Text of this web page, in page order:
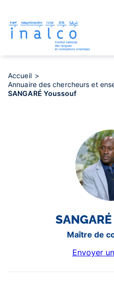
contenu
principal
Accueil
Annuaire des chercheurs et
SANGARÉ Youssouf
SANGARÉ
Maître de
Envoyer